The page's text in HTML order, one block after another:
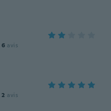
6 avis
2 avis